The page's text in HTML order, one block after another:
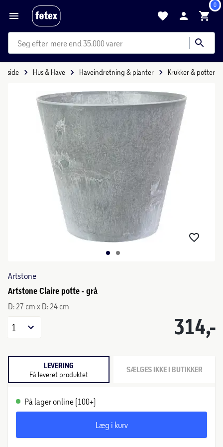
0
mere end 35.000 varer
Hus & Have Haveindretning & planter Krukker & potter
Artstone
Artstone Claire potte - grå
D: 27 cm x D: 24 cm
314,-
1
LEVERING
Få leveret produktet SÆLGES IKKE I BUTIKKER
På lager online (100+)
Læg i kurv